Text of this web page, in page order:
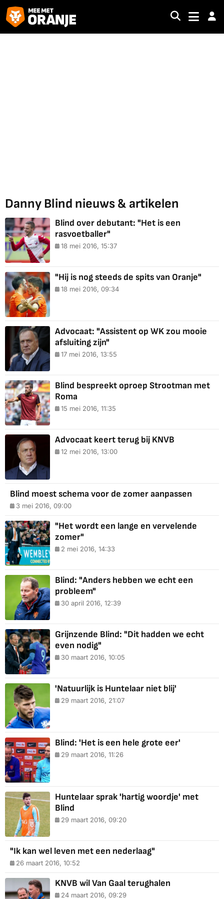
Danny Blind nieuws & artikelen
Blind over debutant: "Het is een
rasvoetballer"
18 mei 2016, 15:37
"Hij is nog steeds de spits van Oranje"
18 mei 2016, 09:34
Advocaat: "Assistent op WK zou mooie
afsluiting zijn"
17 mei 2016, 13:55
Blind bespreekt oproep Strootman met
Roma
15 mei 2016, 11:35
Advocaat keert terug bij KNVB
12 mei 2016, 13:00
Blind moest schema voor de zomer aanpassen
3 mei 2016, 09:00
"Het wordt een lange en vervelende
zomer"
2 mei 2016, 14:33
Blind: "Anders hebben we echt een
probleem"
30 april 2016, 12:39
Grijnzende Blind: "Dit hadden we echt
even nodig"
30 maart 2016, 10:05
'Natuurlijk is Huntelaar niet blij'
29 maart 2016, 21:07
Blind: 'Het is een hele grote eer'
29 maart 2016, 11:26
Huntelaar sprak 'hartig woordje' met
Blind
29 maart 2016, 09:20
"Ik kan wel leven met een nederlaag"
26 maart 2016, 10:52
KNVB wil Van Gaal terughalen
24 maart 2016, 09:29